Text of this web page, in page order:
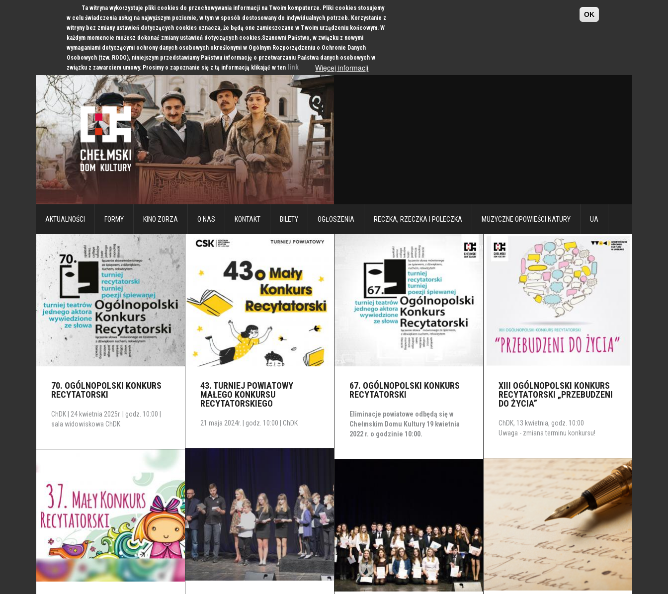
Ta witryna wykorzystuje pliki cookies do przechowywania informacji na Twoim komputerze. Pliki cookies stosujemy
w celu świadczenia usług na najwyższym poziomie, w tym w sposób dostosowany do indywidualnych potrzeb. Korzystanie z
witryny bez zmiany ustawień dotyczących cookies oznacza, że będą one zamieszczane w Twoim urządzeniu końcowym. W
każdym momencie możesz dokonać zmiany ustawień dotyczących cookies.Szanowni Państwo, w związku z nowymi
wymaganiami dotyczącymi ochrony danych osobowych określonymi w Ogólnym Rozporządzeniu o Ochronie Danych
Osobowych (tzw. RODO), niniejszym przedstawiamy Państwu informację o przetwarzaniu Państwa danych osobowych w
związku z zawarciem umowy. Prosimy o zapoznanie się z tą informacją klikająć w ten link Więcej informacji
OK
AKTUALNOŚCI FORMY KINO ZORZA O NAS KONTAKT BILETY OGŁOSZENIA RECZKA, RZECZKA I POLECZKA MUZYCZNE OPOWIEŚCI NATURY UA
70. OGÓLNOPOLSKI KONKURS
RECYTATORSKI
ChDK | 24 kwietnia 2025r. | godz. 10:00 |
sala widowiskowa ChDK
43. TURNIEJ POWIATOWY
MAŁEGO KONKURSU
RECYTATORSKIEGO
21 maja 2024r. | godz. 10:00 | ChDK
67. OGÓLNOPOLSKI KONKURS
RECYTATORSKI
Eliminacje powiatowe odbędą się w
Chełmskim Domu Kultury 19 kwietnia
2022 r. o godzinie 10:00.
XIII OGÓLNOPOLSKI KONKURS
RECYTATORSKI „PRZEBUDZENI
DO ŻYCIA”
ChDK, 13 kwietnia, godz. 10:00
Uwaga - zmiana terminu konkursu!